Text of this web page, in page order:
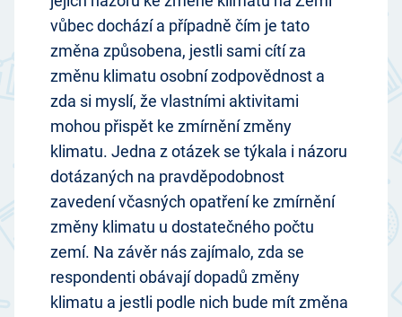
vůbec dochází a případně čím je tato
změna způsobena, jestli sami cítí za
změnu klimatu osobní zodpovědnost a
zda si myslí, že vlastními aktivitami
mohou přispět ke zmírnění změny
klimatu. Jedna z otázek se týkala i názoru
dotázaných na pravděpodobnost
zavedení včasných opatření ke zmírnění
změny klimatu u dostatečného počtu
zemí. Na závěr nás zajímalo, zda se
respondenti obávají dopadů změny
klimatu a jestli podle nich bude mít změna